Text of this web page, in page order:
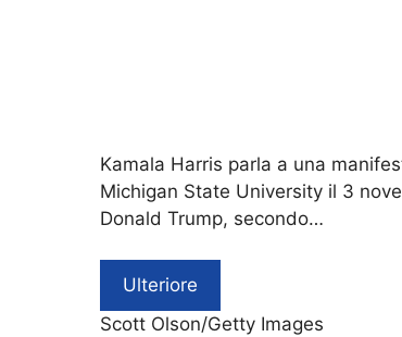
Kamala Harris parla a una
Michigan State University il 3
Donald Trump, secondo…
Ulteriore
Scott Olson/Getty Images